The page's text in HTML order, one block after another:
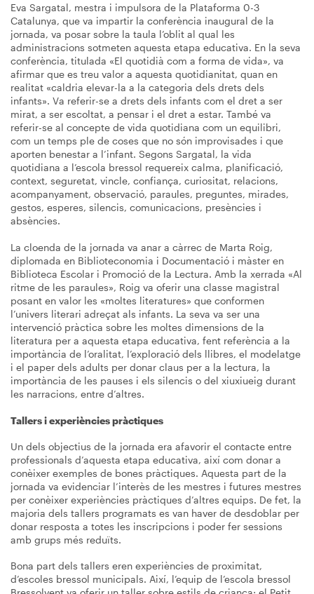
Eva Sargatal, mestra i impulsora de la Plataforma 0-3
Catalunya, que va impartir la conferència inaugural de la
jornada, va posar sobre la taula l’oblit al qual les
administracions sotmeten aquesta etapa educativa. En la seva
conferència, titulada «El quotidià com a forma de vida», va
afirmar que es treu valor a aquesta quotidianitat, quan en
realitat «caldria elevar-la a la categoria dels drets dels
infants». Va referir-se a drets dels infants com el dret a ser
mirat, a ser escoltat, a pensar i el dret a estar. També va
referir-se al concepte de vida quotidiana com un equilibri,
com un temps ple de coses que no són improvisades i que
aporten benestar a l’infant. Segons Sargatal, la vida
quotidiana a l’escola bressol requereix calma, planificació,
context, seguretat, vincle, confiança, curiositat, relacions,
acompanyament, observació, paraules, preguntes, mirades,
gestos, esperes, silencis, comunicacions, presències i
absències.
La cloenda de la jornada va anar a càrrec de Marta Roig,
diplomada en Biblioteconomia i Documentació i màster en
Biblioteca Escolar i Promoció de la Lectura. Amb la xerrada «Al
ritme de les paraules», Roig va oferir una classe magistral
posant en valor les «moltes literatures» que conformen
l’univers literari adreçat als infants. La seva va ser una
intervenció pràctica sobre les moltes dimensions de la
literatura per a aquesta etapa educativa, fent referència a la
importància de l’oralitat, l’exploració dels llibres, el modelatge
i el paper dels adults per donar claus per a la lectura, la
importància de les pauses i els silencis o del xiuxiueig durant
les narracions, entre d’altres.
Tallers i experiències pràctiques
Un dels objectius de la jornada era afavorir el contacte entre
professionals d’aquesta etapa educativa, així com donar a
conèixer exemples de bones pràctiques. Aquesta part de la
jornada va evidenciar l’interès de les mestres i futures mestres
per conèixer experiències pràctiques d’altres equips. De fet, la
majoria dels tallers programats es van haver de desdoblar per
donar resposta a totes les inscripcions i poder fer sessions
amb grups més reduïts.
Bona part dels tallers eren experiències de proximitat,
d’escoles bressol municipals. Així, l’equip de l’escola bressol